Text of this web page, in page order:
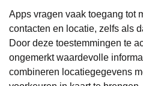
Apps vragen vaak toegang tot
contacten en locatie, zelfs als
Door deze toestemmingen te
ongemerkt waardevolle
combineren locatiegegevens